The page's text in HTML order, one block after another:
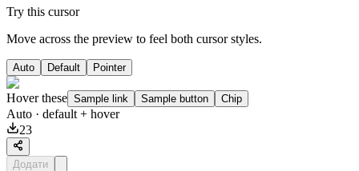
Try this cursor
Move across the preview to feel both cursor styles.
Auto Default Pointer
Hover these Sample link Sample button Chip
Auto · default + hover
23
Додати